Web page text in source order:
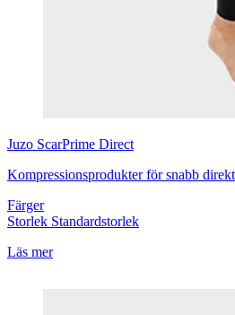
Juzo ScarPrime Direct
Kompressionsprodukter för snabb
Färger
Storlek Standardstorlek
Läs mer